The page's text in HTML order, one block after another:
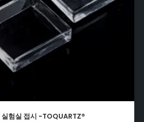
실험실 접시 -TOQUARTZ®